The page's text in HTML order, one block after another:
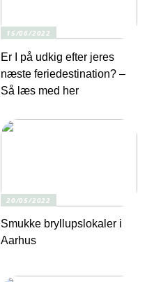
15/06/2022
Er I på udkig efter jeres
næste feriedestination? –
Så læs med her
20/05/2022
Smukke bryllupslokaler i
Aarhus